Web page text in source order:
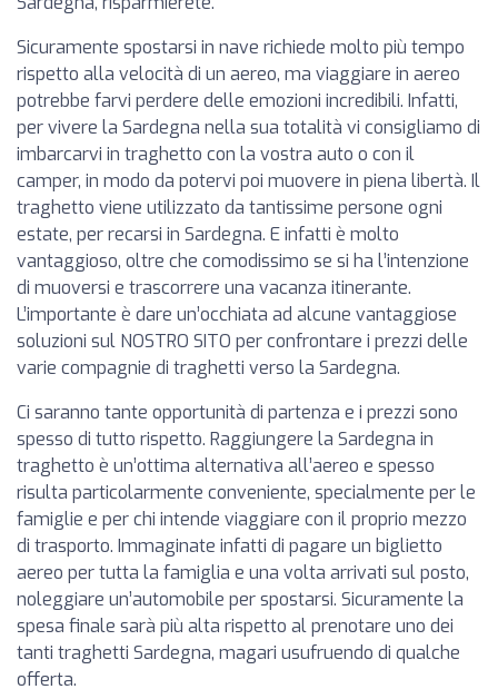
Sicuramente spostarsi in nave richiede molto più tempo
rispetto alla velocità di un aereo, ma viaggiare in aereo
potrebbe farvi perdere delle emozioni incredibili. Infatti,
per vivere la Sardegna nella sua totalità vi consigliamo di
imbarcarvi in traghetto con la vostra auto o con il
camper, in modo da potervi poi muovere in piena libertà. Il
traghetto viene utilizzato da tantissime persone ogni
estate, per recarsi in Sardegna. E infatti è molto
vantaggioso, oltre che comodissimo se si ha l’intenzione
di muoversi e trascorrere una vacanza itinerante.
L’importante è dare un’occhiata ad alcune vantaggiose
soluzioni sul NOSTRO SITO per confrontare i prezzi delle
varie compagnie di traghetti verso la Sardegna.
Ci saranno tante opportunità di partenza e i prezzi sono
spesso di tutto rispetto. Raggiungere la Sardegna in
traghetto è un’ottima alternativa all’aereo e spesso
risulta particolarmente conveniente, specialmente per le
famiglie e per chi intende viaggiare con il proprio mezzo
di trasporto. Immaginate infatti di pagare un biglietto
aereo per tutta la famiglia e una volta arrivati sul posto,
noleggiare un’automobile per spostarsi. Sicuramente la
spesa finale sarà più alta rispetto al prenotare uno dei
tanti traghetti Sardegna, magari usufruendo di qualche
offerta.